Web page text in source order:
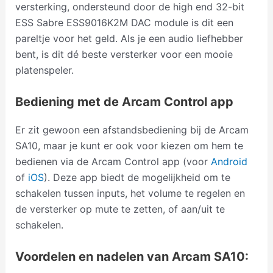
versterking, ondersteund door de high end 32-bit
ESS Sabre ESS9016K2M DAC module is dit een
pareltje voor het geld. Als je een audio liefhebber
bent, is dit dé beste versterker voor een mooie
platenspeler.
Bediening met de Arcam Control app
Er zit gewoon een afstandsbediening bij de Arcam
SA10, maar je kunt er ook voor kiezen om hem te
bedienen via de Arcam Control app (voor Android
of iOS). Deze app biedt de mogelijkheid om te
schakelen tussen inputs, het volume te regelen en
de versterker op mute te zetten, of aan/uit te
schakelen.
Voordelen en nadelen van Arcam SA10: